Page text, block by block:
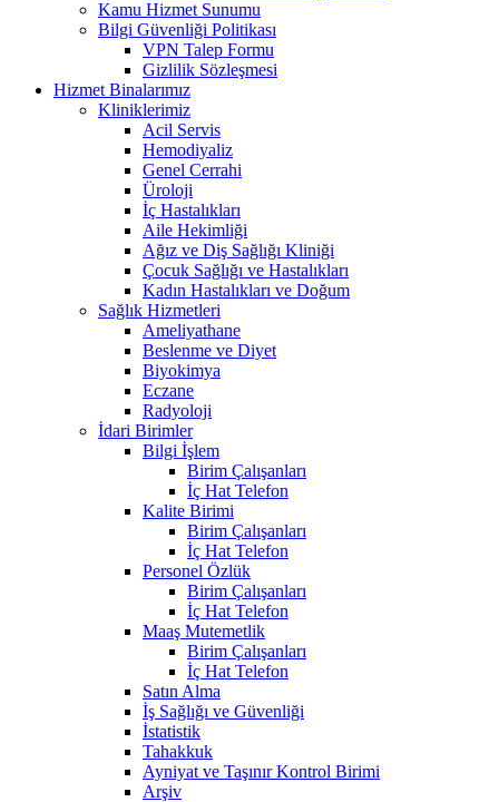
Kamu Hizmet Sunumu
Bilgi Güvenliği Politikası
VPN Talep Formu
Gizlilik Sözleşmesi
Hizmet Binalarımız
Kliniklerimiz
Acil Servis
Hemodiyaliz
Genel Cerrahi
Üroloji
İç Hastalıkları
Aile Hekimliği
Ağız ve Diş Sağlığı Kliniği
Çocuk Sağlığı ve Hastalıkları
Kadın Hastalıkları ve Doğum
Sağlık Hizmetleri
Ameliyathane
Beslenme ve Diyet
Biyokimya
Eczane
Radyoloji
İdari Birimler
Bilgi İşlem
Birim Çalışanları
İç Hat Telefon
Kalite Birimi
Birim Çalışanları
İç Hat Telefon
Personel Özlük
Birim Çalışanları
İç Hat Telefon
Maaş Mutemetlik
Birim Çalışanları
İç Hat Telefon
Satın Alma
İş Sağlığı ve Güvenliği
İstatistik
Tahakkuk
Ayniyat ve Taşınır Kontrol Birimi
Arşiv